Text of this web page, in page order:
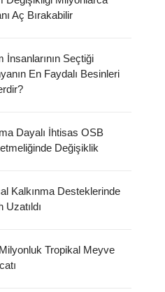
Aç Bırakabilir
İnsanlarının Seçtiği
En Faydalı Besinleri
Dayalı İhtisas OSB
Değişiklik
Kalkınma Desteklerinde
Uzatıldı
Tropikal Meyve